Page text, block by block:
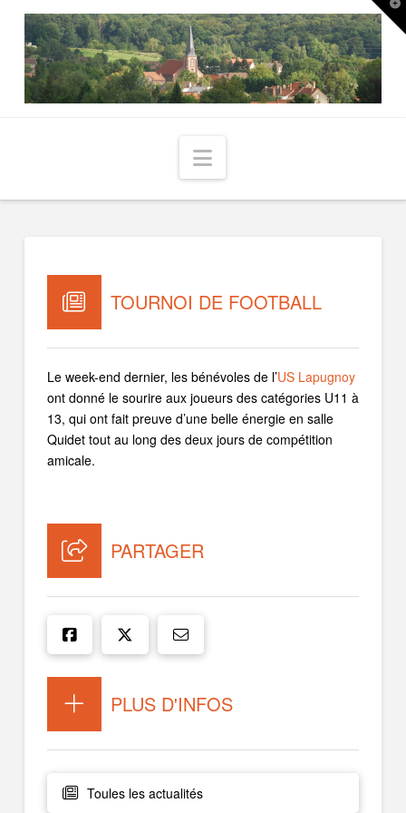
Navigation
TOURNOI DE FOOTBALL
Le week-end dernier, les bénévoles de l’US Lapugnoy
ont donné le sourire aux joueurs des catégories U11 à
13, qui ont fait preuve d’une belle énergie en salle
Quidet tout au long des deux jours de compétition
amicale.
PARTAGER
PLUS D'INFOS
Toules les actualités